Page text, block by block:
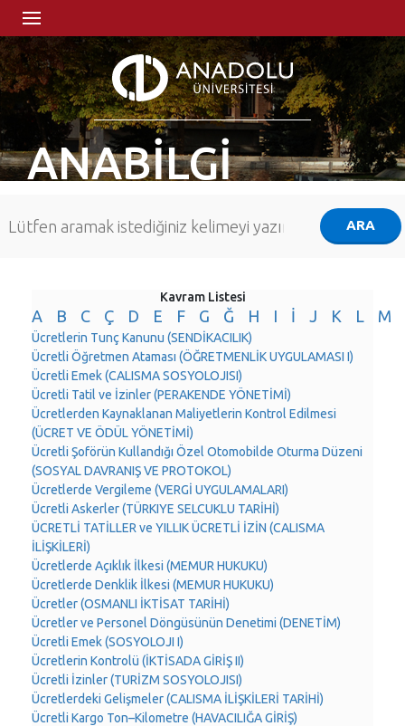
ANABİLGİ
Kavram Listesi
A B C Ç D E F G Ğ H I İ J K L M
Ücretlerin Tunç Kanunu (SENDİKACILIK)
Ücretli Öğretmen Ataması (ÖĞRETMENLİK UYGULAMASI I)
Ücretli Emek (CALISMA SOSYOLOJISI)
Ücretli Tatil ve İzinler (PERAKENDE YÖNETİMİ)
Ücretlerden Kaynaklanan Maliyetlerin Kontrol Edilmesi
(ÜCRET VE ÖDÜL YÖNETİMİ)
Ücretli Şoförün Kullandığı Özel Otomobilde Oturma Düzeni
(SOSYAL DAVRANIŞ VE PROTOKOL)
Ücretlerde Vergileme (VERGİ UYGULAMALARI)
Ücretli Askerler (TÜRKIYE SELCUKLU TARİHİ)
ÜCRETLİ TATİLLER ve YILLIK ÜCRETLİ İZİN (CALISMA
İLİŞKİLERİ)
Ücretlerde Açıklık İlkesi (MEMUR HUKUKU)
Ücretlerde Denklik İlkesi (MEMUR HUKUKU)
Ücretler (OSMANLI İKTİSAT TARİHİ)
Ücretler ve Personel Döngüsünün Denetimi (DENETİM)
Ücretli Emek (SOSYOLOJI I)
Ücretlerin Kontrolü (İKTİSADA GİRİŞ II)
Ücretli İzinler (TURİZM SOSYOLOJISI)
Ücretlerdeki Gelişmeler (CALISMA İLİŞKİLERİ TARİHİ)
Ücretli Kargo Ton–Kilometre (HAVACILIĞA GİRİŞ)